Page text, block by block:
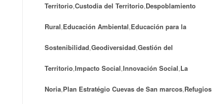
Territorio,Custodia del Territorio,Despoblamiento
Rural,Educación Ambiental,Educación para la
Sostenibilidad,Geodiversidad,Gestión del
Territorio,Impacto Social,Innovación Social,La
Noria,Plan Estratégio Cuevas de San marcos,Refugios